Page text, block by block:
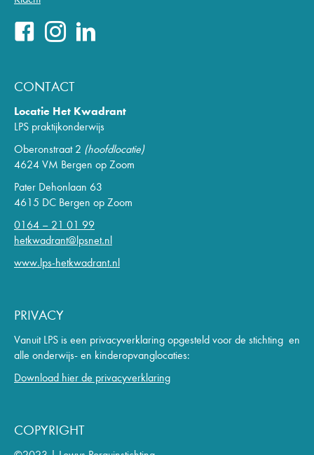
CONTACT
Locatie Het Kwadrant
LPS praktijkonderwijs
Oberonstraat 2 (hoofdlocatie)
4624 VM Bergen op Zoom
Pater Dehonlaan 63
4615 DC Bergen op Zoom
0164 – 21 01 99
hetkwadrant@lpsnet.nl
www.lps-hetkwadrant.nl
PRIVACY
Vanuit LPS is een privacyverklaring opgesteld voor de stichting en
alle onderwijs- en kinderopvanglocaties:
Download hier de privacyverklaring
COPYRIGHT